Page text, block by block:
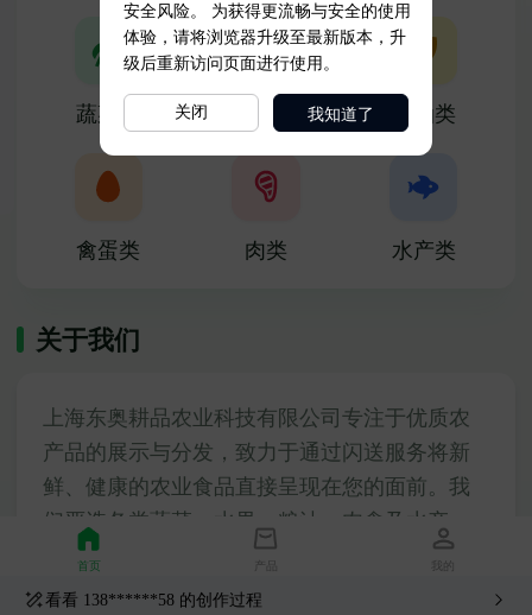
看看 138******58 的创作过程
安全风险。 为获得更流畅与安全的使用
体验，请将浏览器升级至最新版本，升
级后重新访问页面进行使用。
关闭 我知道了